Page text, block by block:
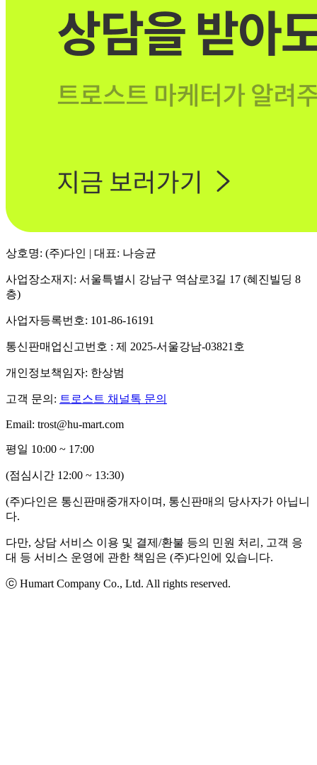
상호명: (주)다인 | 대표: 나승균
사업장소재지: 서울특별시 강남구 역삼로3길 17 (혜진빌딩 8
층)
사업자등록번호: 101-86-16191
통신판매업신고번호 : 제 2025-서울강남-03821호
개인정보책임자: 한상범
고객 문의: 트로스트 채널톡 문의
Email: trost@hu-mart.com
평일 10:00 ~ 17:00
(점심시간 12:00 ~ 13:30)
(주)다인은 통신판매중개자이며, 통신판매의 당사자가 아닙니
다.
다만, 상담 서비스 이용 및 결제/환불 등의 민원 처리, 고객 응
대 등 서비스 운영에 관한 책임은 (주)다인에 있습니다.
ⓒ Humart Company Co., Ltd. All rights reserved.